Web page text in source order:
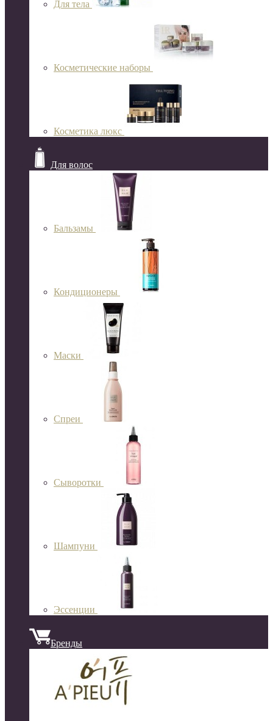
Для тела
Косметические наборы
Косметика люкс
Для волос
Бальзамы
Кондиционеры
Маски
Спреи
Сыворотки
Шампуни
Эссенции
Бренды